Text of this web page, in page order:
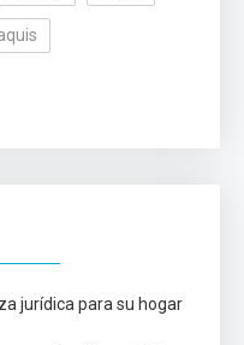
jurídica para su hogar